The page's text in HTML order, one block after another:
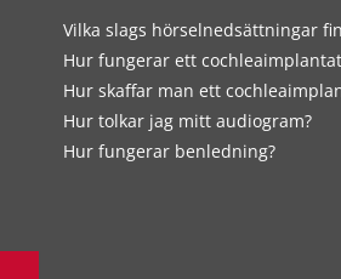
Vilka slags hörselnedsättningar
Hur fungerar ett
Hur skaffar man ett
Hur tolkar jag mitt audiogram?
Hur fungerar benledning?